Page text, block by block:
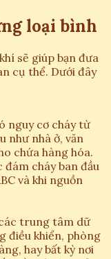
loại bình
sẽ giúp bạn đưa
cụ thể. Dưới đây
nguy cơ cháy từ
như nhà ở, văn
chứa hàng hóa.
cháy ban đầu
và khi nguồn
trung tâm dữ
điều khiển, phòng
hay bất kỳ nơi